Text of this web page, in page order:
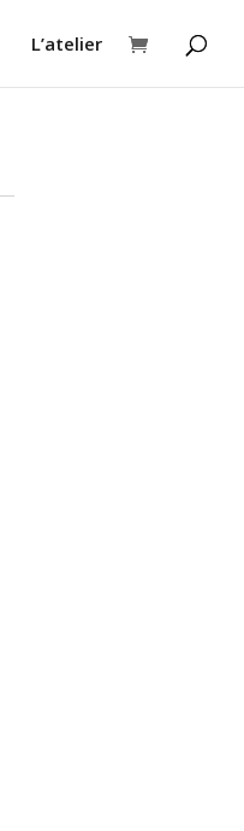
L’atelier